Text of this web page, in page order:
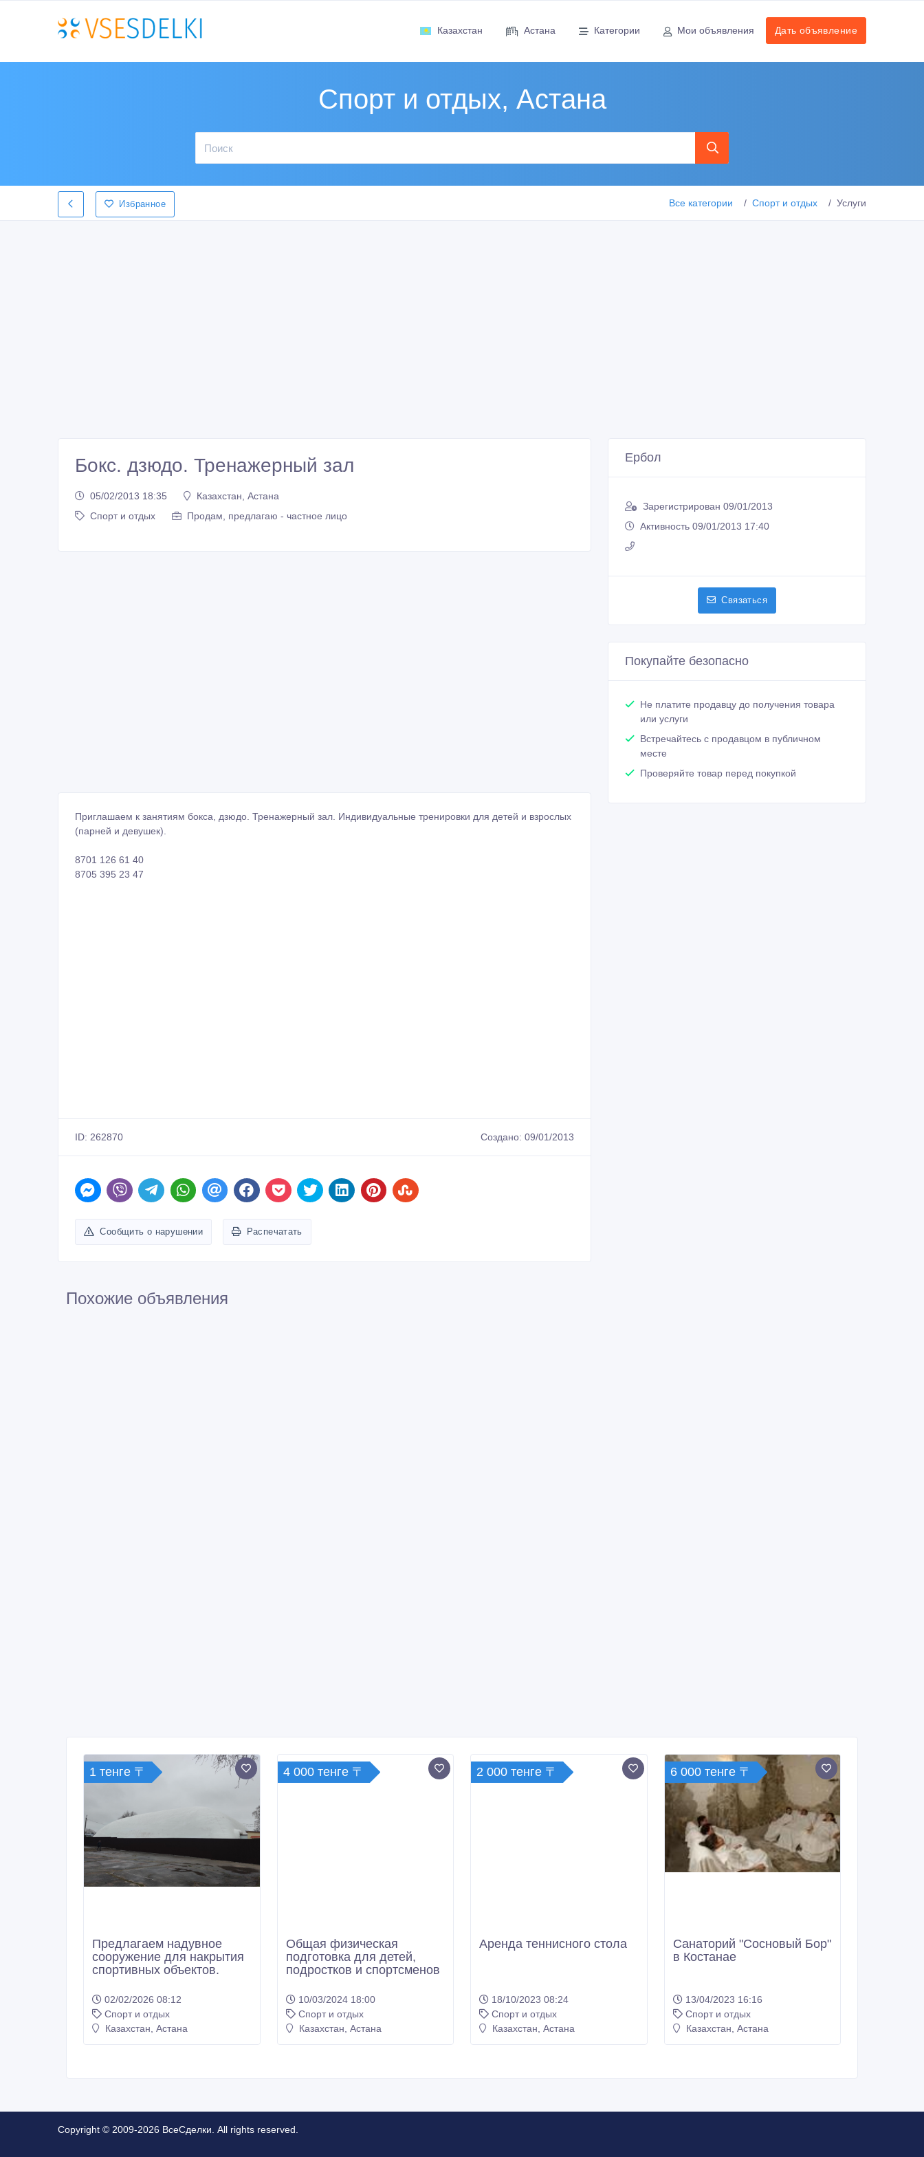
Казахстан Астана Категории Мои объявления Дать объявление
Спорт и отдых, Астана
Избранное Все категории Спорт и отдых Услуги
Бокс. дзюдо. Тренажерный зал
05/02/2013 18:35
Казахстан, Астана
Спорт и отдых
Продам, предлагаю - частное лицо
Приглашаем к занятиям бокса, дзюдо. Тренажерный зал. Индивидуальные тренировки для детей и взрослых
(парней и девушек).
8701 126 61 40
8705 395 23 47
ID: 262870 Создано: 09/01/2013
Сообщить о нарушении Распечатать
Ербол
Зарегистрирован 09/01/2013
Активность 09/01/2013 17:40
Связаться
Покупайте безопасно
Не платите продавцу до получения товара
или услуги
Встречайтесь с продавцом в публичном
месте
Проверяйте товар перед покупкой
Похожие объявления
1 тенге 〒
Предлагаем надувное
сооружение для накрытия
спортивных объектов.
02/02/2026 08:12
Спорт и отдых
Казахстан, Астана
4 000 тенге 〒
Общая физическая
подготовка для детей,
подростков и спортсменов
10/03/2024 18:00
Спорт и отдых
Казахстан, Астана
2 000 тенге 〒
Аренда теннисного стола
18/10/2023 08:24
Спорт и отдых
Казахстан, Астана
6 000 тенге 〒
Санаторий "Сосновый Бор"
в Костанае
13/04/2023 16:16
Спорт и отдых
Казахстан, Астана
Copyright © 2009-2026 ВсеСделки. All rights reserved.